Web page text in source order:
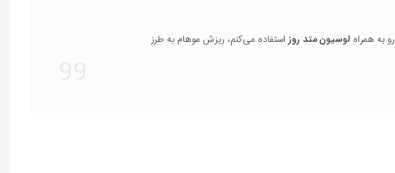
رو به همراهلوسیون متد روز استفاده می‌کنم، ریزش موهام به طرز